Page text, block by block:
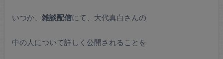
いつか、 雑談配信にて、大代真白さんの
中の人について詳しく公開されることを